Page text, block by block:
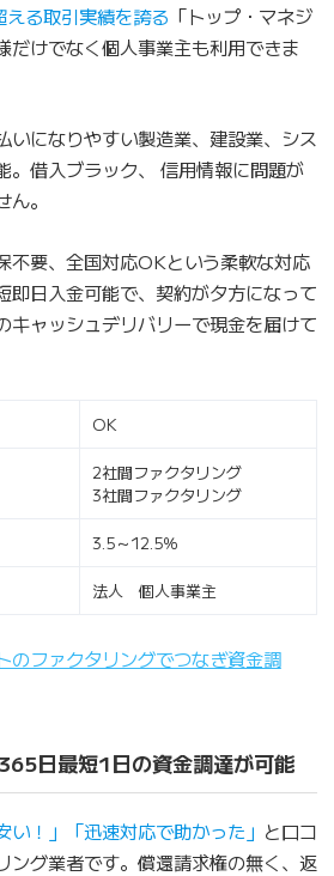
る取引実績を誇る 「トップ・マネジ
だけでなく個人事業主も利用できま
いになりやすい製造業、建設業、シス
。借入ブラック、 信用情報に問題が
。
不要、全国対応OKという柔軟な対応
即日入金可能で、契約が夕方になって
キャッシュデリバリーで現金を届けて
OK
2社間ファクタリング
3社間ファクタリング
3.5～12.5％
法人 個人事業主
のファクタリングでつなぎ資金調
日最短1日の資金調達が可能
い！」「迅速対応で助かった」 と口コ
ング業者です。償還請求権の無く、返